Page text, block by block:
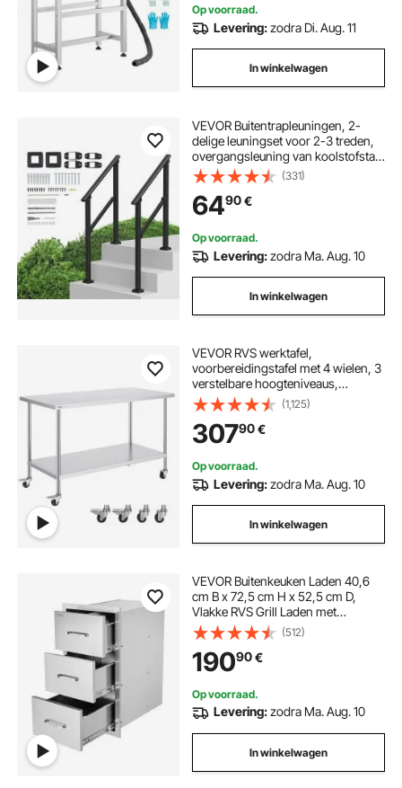
Op voorraad.
Levering:zodra Di. Aug. 11
In winkelwagen
VEVOR Buitentrapleuningen, 2-
delige leuningset voor 2-3 treden,
overgangsleuning van koolstofstaal
met montageset, trapleuning voor
senioren, beton & veranda & terras,
zwarte vierkante buis
(331)
6490€
Op voorraad.
Levering:zodra Ma. Aug. 10
In winkelwagen
VEVOR RVS werktafel,
voorbereidingstafel met 4 wielen, 3
verstelbare hoogteniveaus,
werktafel voor voedselbereiding
voor commerciële keukens en
restaurants 762 x 1524 x 954,6 mm
(1,125)
30790€
Op voorraad.
Levering:zodra Ma. Aug. 10
In winkelwagen
VEVOR Buitenkeuken Laden 40,6
cm B x 72,5 cm H x 52,5 cm D,
Vlakke RVS Grill Laden met
Drievoudige Toegang en Handvat,
Grill Eiland Laden voor
Buitenkeukens of Patio Grill Stations
(512)
19090€
Op voorraad.
Levering:zodra Ma. Aug. 10
In winkelwagen